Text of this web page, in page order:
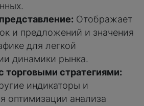
Отображает
и предложений и значения
для легкой
динамики рынка.
торговыми стратегиями:
индикаторы и
оптимизации анализа